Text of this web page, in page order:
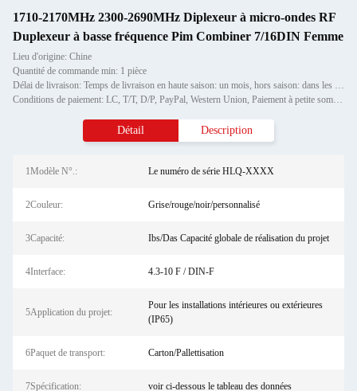
1710-2170MHz 2300-2690MHz Diplexeur à micro-ondes RF
Duplexeur à basse fréquence Pim Combiner 7/16DIN Femme
Lieu d'origine: Chine
Quantité de commande min: 1 pièce
Délai de livraison: Temps de livraison en haute saison: un mois, hors saison: dans les 15 jours ouvrables
Conditions de paiement: LC, T/T, D/P, PayPal, Western Union, Paiement à petite somme, Grammes d'argent
Détail Description
1Modèle N°.: Le numéro de série HLQ-XXXX
2Couleur: Grise/rouge/noir/personnalisé
3Capacité: Ibs/Das Capacité globale de réalisation du projet
4Interface: 4.3-10 F / DIN-F
5Application du projet:
Pour les installations intérieures ou extérieures
(IP65)
6Paquet de transport: Carton/Pallettisation
7Spécification: voir ci-dessous le tableau des données